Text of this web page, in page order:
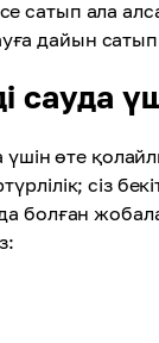
сатып ала
дайын сатып
сауда
үшін өте
сіз
болған